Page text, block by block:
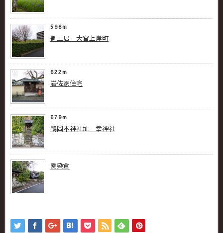
596m
御土居 大宮上岸町
622m
岩佐家住宅
679m
鴨岡本神社址 幸神社
愛染倉